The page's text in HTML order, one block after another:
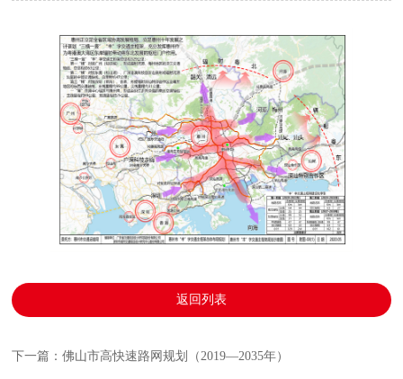
返回列表
下一篇：佛山市高快速路网规划（2019—2035年）